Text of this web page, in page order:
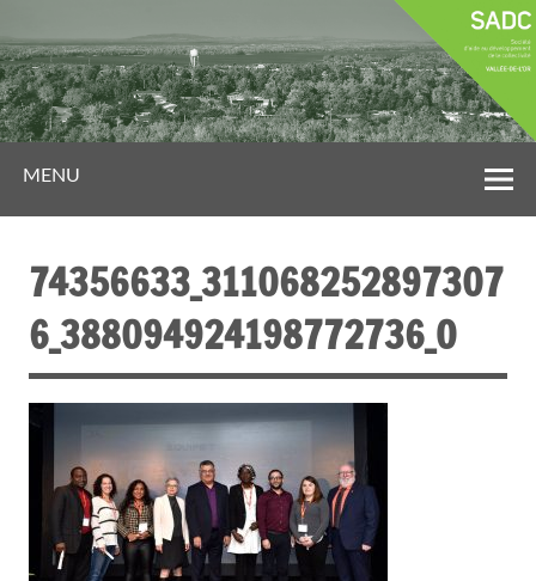
MENU
74356633_311068252897307
6_388094924198772736_O